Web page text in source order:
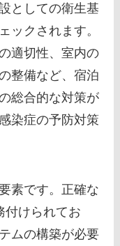
としての衛生基
ックされます。
適切性、室内の
整備など、宿泊
総合的な対策が
染症の予防対策
素です。正確な
付けられてお
ムの構築が必要